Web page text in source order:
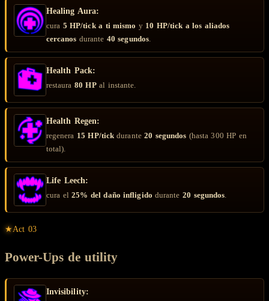
Healing Aura:
cura 5 HP/tick a ti mismo y 10 HP/tick a los aliados
cercanos durante 40 segundos.
Health Pack:
restaura 80 HPal instante.
Health Regen:
regenera 15 HP/tickdurante20 segundos (hasta 300 HP en
total).
Life Leech:
cura el25% del daño infligido durante 20 segundos.
★Act 03
Power-Ups de utility
Invisibility: